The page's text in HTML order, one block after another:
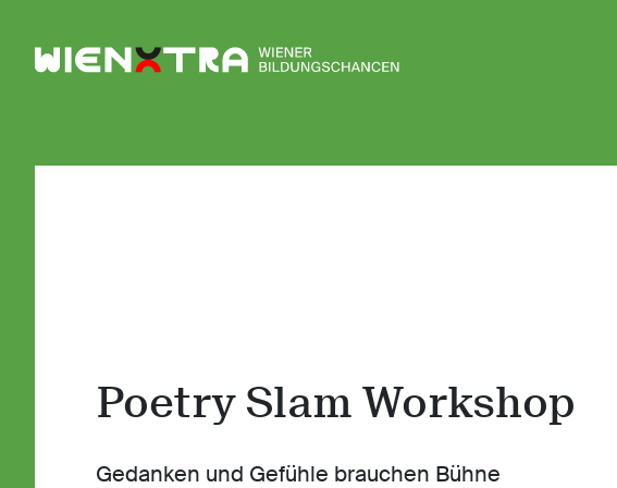
Logo Wiener Bildungschancen
Poetry Slam Workshop
Gedanken und Gefühle brauchen Bühne